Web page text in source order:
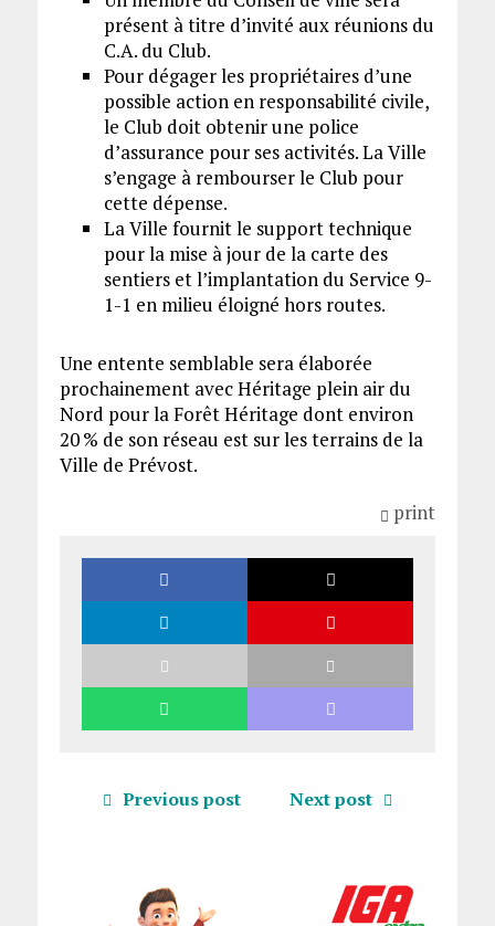
présent à titre d’invité aux réunions du
C.A. du Club.
Pour dégager les propriétaires d’une
possible action en responsabilité civile,
le Club doit obtenir une police
d’assurance pour ses activités. La Ville
s’engage à rembourser le Club pour
cette dépense.
La Ville fournit le support technique
pour la mise à jour de la carte des
sentiers et l’implantation du Service 9-
1-1 en milieu éloigné hors routes.
Une entente semblable sera élaborée
prochainement avec Héritage plein air du
Nord pour la Forêt Héritage dont environ
20 % de son réseau est sur les terrains de la
Ville de Prévost.
print
Previous post Next post